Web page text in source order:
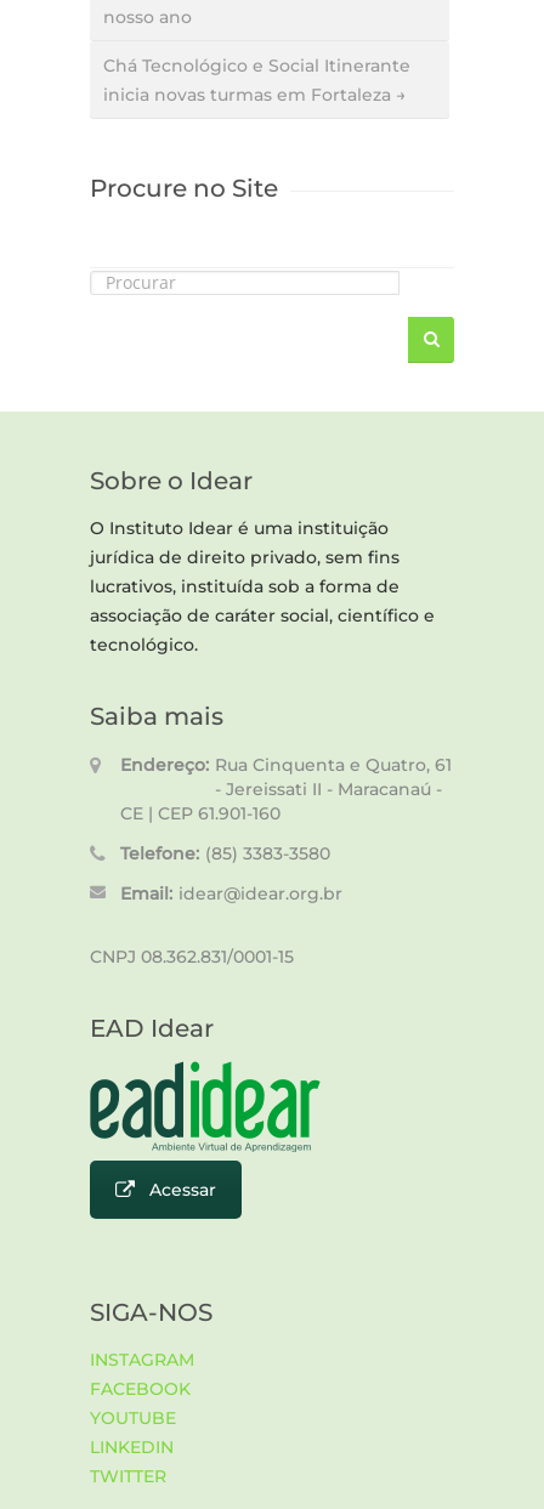
nosso ano
Chá Tecnológico e Social Itinerante
inicia novas turmas em Fortaleza →
Procure no Site
Sobre o Idear
O Instituto Idear é uma instituição
jurídica de direito privado, sem fins
lucrativos, instituída sob a forma de
associação de caráter social, científico e
tecnológico.
Saiba mais
Endereço: Rua Cinquenta e Quatro, 61
- Jereissati II - Maracanaú -
CE | CEP 61.901-160
Telefone: (85) 3383-3580
Email: idear@idear.org.br
CNPJ 08.362.831/0001-15
EAD Idear
Acessar
SIGA-NOS
INSTAGRAM
FACEBOOK
YOUTUBE
LINKEDIN
TWITTER